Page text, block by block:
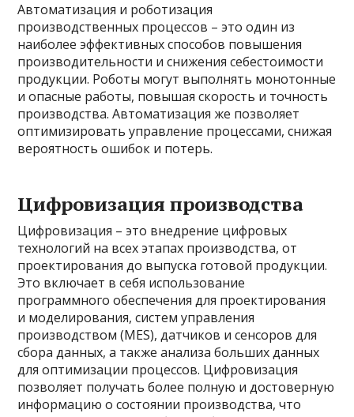
Автоматизация и роботизация
производственных процессов – это один из
наиболее эффективных способов повышения
производительности и снижения себестоимости
продукции. Роботы могут выполнять монотонные
и опасные работы, повышая скорость и точность
производства. Автоматизация же позволяет
оптимизировать управление процессами, снижая
вероятность ошибок и потерь.
Цифровизация производства
Цифровизация – это внедрение цифровых
технологий на всех этапах производства, от
проектирования до выпуска готовой продукции.
Это включает в себя использование
программного обеспечения для проектирования
и моделирования, систем управления
производством (MES), датчиков и сенсоров для
сбора данных, а также анализа больших данных
для оптимизации процессов. Цифровизация
позволяет получать более полную и достоверную
информацию о состоянии производства, что